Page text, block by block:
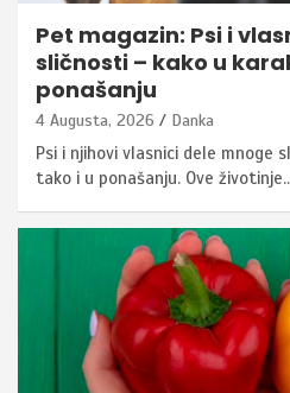
Pet magazin: Psi i
sličnosti – kako u
ponašanju
4 Augusta, 2026 Danka
Psi i njihovi vlasnici dele mnoge
tako i u ponašanju. Ove